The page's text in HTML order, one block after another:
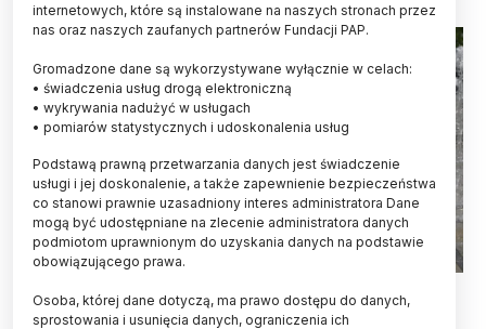
Multimedialnej w Rzeszowie (mr) PAP/Darek Delmanowicz
internetowych, które są instalowane na naszych stronach przez
nas oraz naszych zaufanych partnerów Fundacji PAP.
Gromadzone dane są wykorzystywane wyłącznie w celach:
• świadczenia usług drogą elektroniczną
• wykrywania nadużyć w usługach
• pomiarów statystycznych i udoskonalenia usług
Podstawą prawną przetwarzania danych jest świadczenie
usługi i jej doskonalenie, a także zapewnienie bezpieczeństwa
co stanowi prawnie uzasadniony interes administratora Dane
mogą być udostępniane na zlecenie administratora danych
podmiotom uprawnionym do uzyskania danych na podstawie
obowiązującego prawa.
Osoba, której dane dotyczą, ma prawo dostępu do danych,
sprostowania i usunięcia danych, ograniczenia ich